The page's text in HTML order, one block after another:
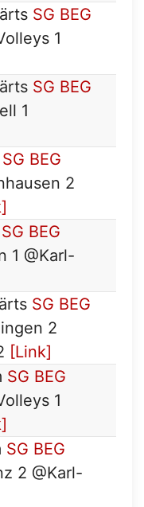
SG BEG
1
SG BEG
1
SG BEG
2
SG BEG
1 @Karl-
SG BEG
2
[Link]
SG BEG
1
SG BEG
2 @Karl-